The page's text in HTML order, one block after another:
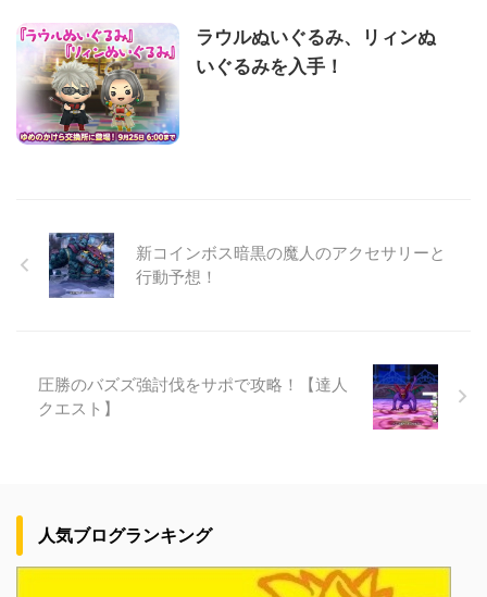
ラウルぬいぐるみ、リィンぬ
いぐるみを入手！
新コインボス暗黒の魔人のアクセサリーと
行動予想！
圧勝のバズズ強討伐をサポで攻略！【達人
クエスト】
人気ブログランキング